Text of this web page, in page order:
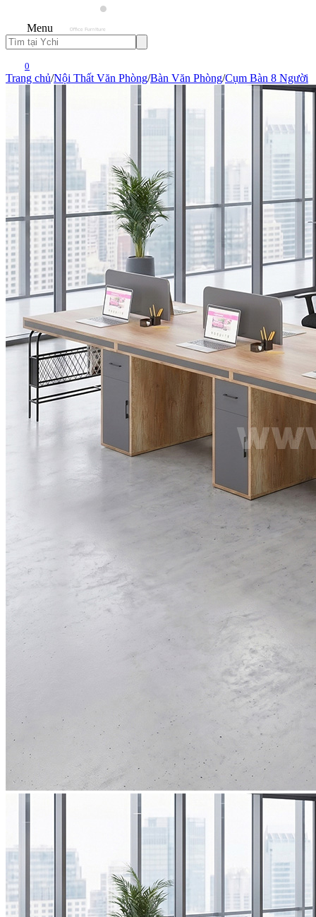
Menu
0
Trang chủ/Nội Thất Văn Phòng/Bàn Văn Phòng/Cụm Bàn 8 Người